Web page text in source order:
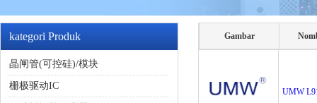
kategori Produk
晶闸管(可控硅)/模块
栅极驱动IC
Gambar
UMW